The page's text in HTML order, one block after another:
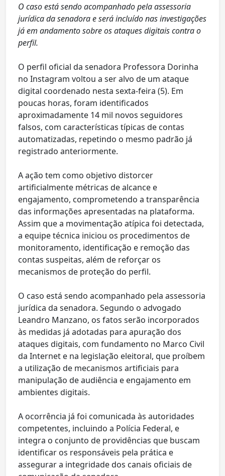
O caso está sendo acompanhado pela assessoria
jurídica da senadora e será incluído nas investigações
já em andamento sobre os ataques digitais contra o
perfil.
O perfil oficial da senadora Professora Dorinha
no Instagram voltou a ser alvo de um ataque
digital coordenado nesta sexta-feira (5). Em
poucas horas, foram identificados
aproximadamente 14 mil novos seguidores
falsos, com características típicas de contas
automatizadas, repetindo o mesmo padrão já
registrado anteriormente.
A ação tem como objetivo distorcer
artificialmente métricas de alcance e
engajamento, comprometendo a transparência
das informações apresentadas na plataforma.
Assim que a movimentação atípica foi detectada,
a equipe técnica iniciou os procedimentos de
monitoramento, identificação e remoção das
contas suspeitas, além de reforçar os
mecanismos de proteção do perfil.
O caso está sendo acompanhado pela assessoria
jurídica da senadora. Segundo o advogado
Leandro Manzano, os fatos serão incorporados
às medidas já adotadas para apuração dos
ataques digitais, com fundamento no Marco Civil
da Internet e na legislação eleitoral, que proíbem
a utilização de mecanismos artificiais para
manipulação de audiência e engajamento em
ambientes digitais.
A ocorrência já foi comunicada às autoridades
competentes, incluindo a Polícia Federal, e
integra o conjunto de providências que buscam
identificar os responsáveis pela prática e
assegurar a integridade dos canais oficiais de